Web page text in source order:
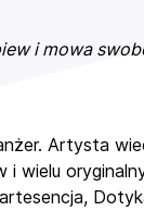
i mowa
Artysta